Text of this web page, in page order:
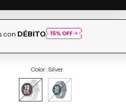
con DÉBITO
Color:Silver